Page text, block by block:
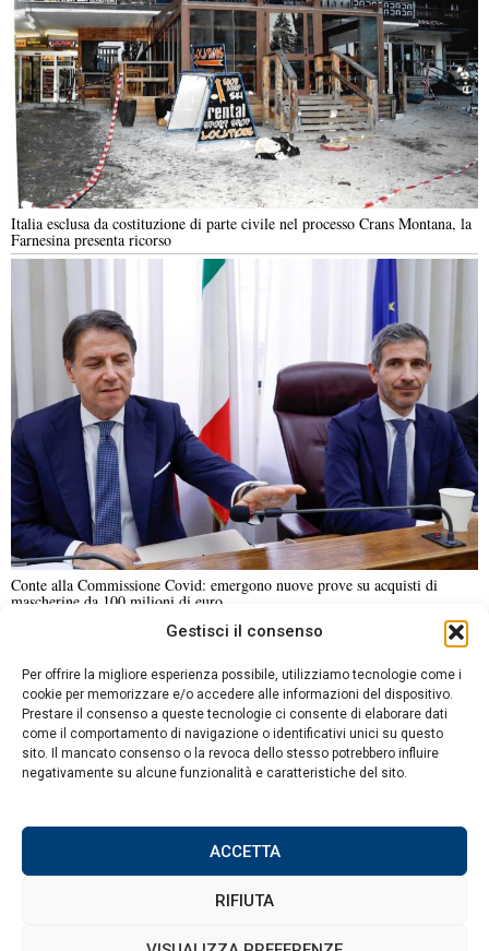
Gestisci il consenso
Per offrire la migliore esperienza possibile, utilizziamo tecnologie come i
cookie per memorizzare e/o accedere alle informazioni del dispositivo.
Prestare il consenso a queste tecnologie ci consente di elaborare dati
come il comportamento di navigazione o identificativi unici su questo
sito. Il mancato consenso o la revoca dello stesso potrebbero influire
negativamente su alcune funzionalità e caratteristiche del sito.
ACCETTA
RIFIUTA
Italia esclusa da costituzione di parte civile nel processo Crans Montana, la
Farnesina presenta ricorso
Conte alla Commissione Covid: emergono nuove prove su acquisti di
mascherine da 100 milioni di euro
ANALISI E OPINIONI
SPORT CULTURA VIAGGI
Contatti
Informativa sulla privacy